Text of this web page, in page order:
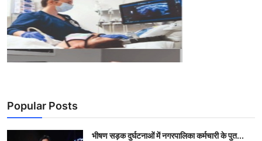
Popular Posts
भीषण सड़क दुर्घटनाओं में नगरपालिका कर्मचारी के पुत...